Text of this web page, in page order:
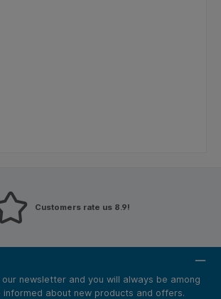
Customers rate us 8.9!
newsletter and you will always be among
about new products and offers.